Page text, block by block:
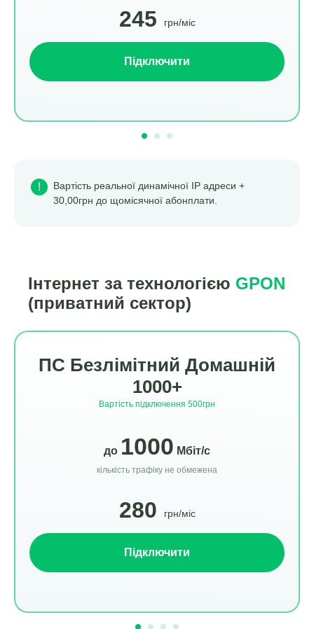
245 грн/міс
Підключити
!
Вартість реальної динамічної ІР адреси +
30,00грн до щомісячної абонплати.
Інтернет за технологією GPON
(приватний сектор)
ПС Безлімітний Домашній
1000+
Вартість підключення 500грн
до 1000 Мбіт/c
кількість трафіку не обмежена
280 грн/міс
Підключити